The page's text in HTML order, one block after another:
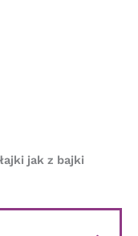
Z
jak z bajki